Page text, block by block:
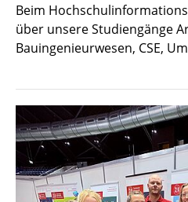
Beim
über unsere Studiengänge
Bauingenieurwesen, CSE,